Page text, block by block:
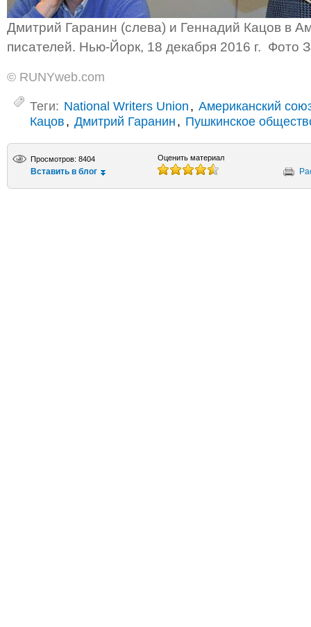
Дмитрий Гаранин (слева) и Геннадий Кацов в
писателей. Нью-Йорк, 18 декабря 2016 г. Фото
© RUNYweb.com
Теги: National Writers Union, Американский
Кацов, Дмитрий Гаранин, Пушкинское
Просмотров: 8404
Вставить в блог
Оценить материал